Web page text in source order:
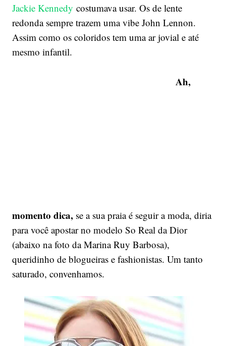
Jackie Kennedy costumava usar. Os de lente
redonda sempre trazem uma vibe John Lennon.
Assim como os coloridos tem uma ar jovial e até
mesmo infantil.
Ah,
momento dica,se a sua praia é seguir a moda, diria
para você apostar no modelo So Real da Dior
(abaixo na foto da Marina Ruy Barbosa),
queridinho de blogueiras e fashionistas. Um tanto
saturado, convenhamos.